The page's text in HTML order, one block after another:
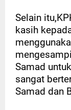
Selain
kasih
Samad
sangat
Samad dan